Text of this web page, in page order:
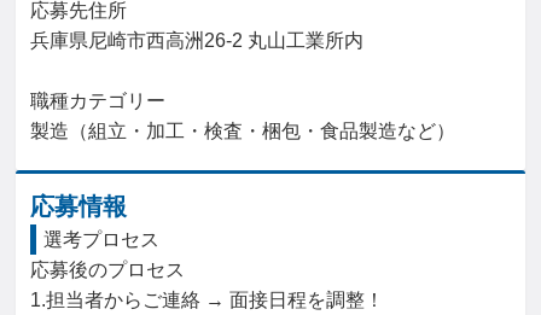
応募先住所
兵庫県尼崎市西高洲26-2 丸山工業所内
職種カテゴリー
製造（組立・加工・検査・梱包・食品製造など）
応募情報
選考プロセス
応募後のプロセス
1.担当者からご連絡 → 面接日程を調整！